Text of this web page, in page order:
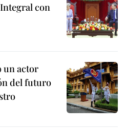
con
un actor
del futuro